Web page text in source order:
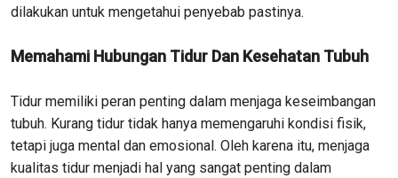
dilakukan untuk mengetahui penyebab pastinya.
Memahami Hubungan Tidur Dan Kesehatan Tubuh
Tidur memiliki peran penting dalam menjaga keseimbangan
tubuh. Kurang tidur tidak hanya memengaruhi kondisi fisik,
tetapi juga mental dan emosional. Oleh karena itu, menjaga
kualitas tidur menjadi hal yang sangat penting dalam